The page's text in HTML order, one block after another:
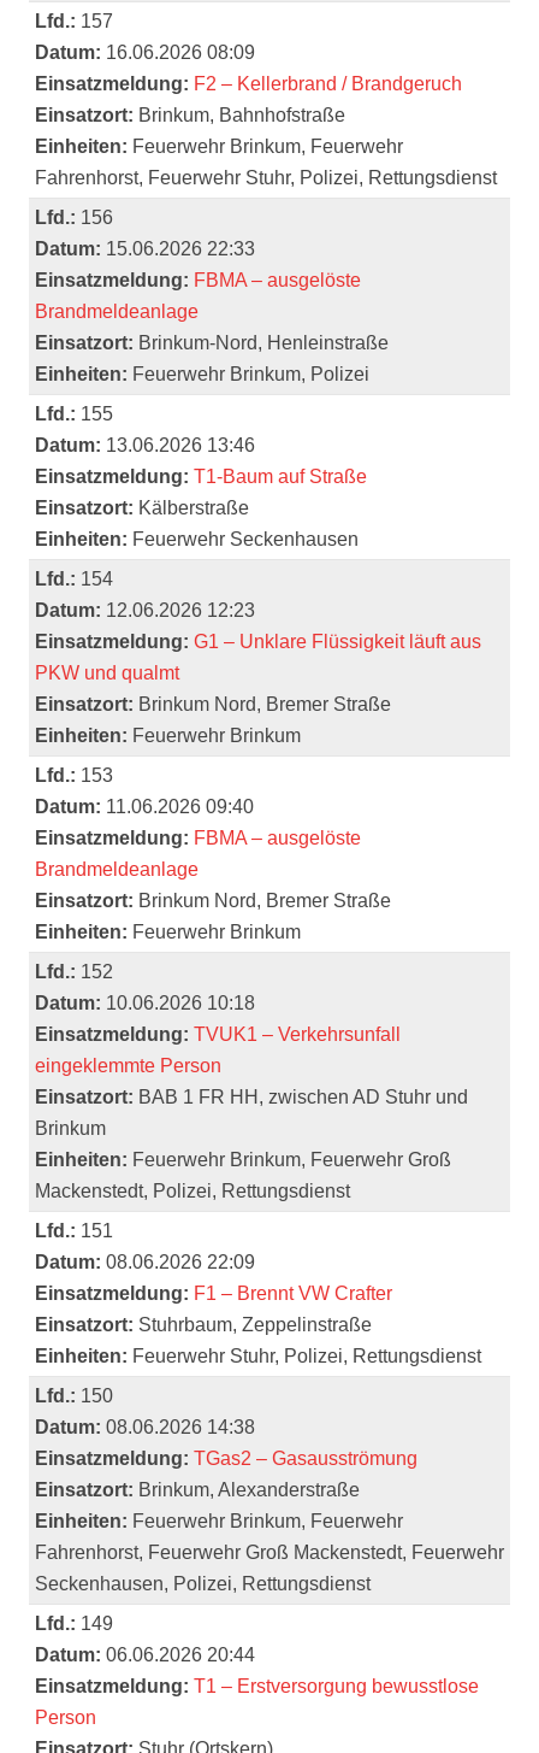
Lfd.: 157
Datum: 16.06.2026 08:09
Einsatzmeldung: F2 – Kellerbrand / Brandgeruch
Einsatzort: Brinkum, Bahnhofstraße
Einheiten: Feuerwehr Brinkum, Feuerwehr
Fahrenhorst, Feuerwehr Stuhr, Polizei, Rettungsdienst
Lfd.: 156
Datum: 15.06.2026 22:33
Einsatzmeldung: FBMA – ausgelöste
Brandmeldeanlage
Einsatzort: Brinkum-Nord, Henleinstraße
Einheiten: Feuerwehr Brinkum, Polizei
Lfd.: 155
Datum: 13.06.2026 13:46
Einsatzmeldung: T1-Baum auf Straße
Einsatzort: Kälberstraße
Einheiten: Feuerwehr Seckenhausen
Lfd.: 154
Datum: 12.06.2026 12:23
Einsatzmeldung: G1 – Unklare Flüssigkeit läuft aus
PKW und qualmt
Einsatzort: Brinkum Nord, Bremer Straße
Einheiten: Feuerwehr Brinkum
Lfd.: 153
Datum: 11.06.2026 09:40
Einsatzmeldung: FBMA – ausgelöste
Brandmeldeanlage
Einsatzort: Brinkum Nord, Bremer Straße
Einheiten: Feuerwehr Brinkum
Lfd.: 152
Datum: 10.06.2026 10:18
Einsatzmeldung: TVUK1 – Verkehrsunfall
eingeklemmte Person
Einsatzort: BAB 1 FR HH, zwischen AD Stuhr und
Brinkum
Einheiten: Feuerwehr Brinkum, Feuerwehr Groß
Mackenstedt, Polizei, Rettungsdienst
Lfd.: 151
Datum: 08.06.2026 22:09
Einsatzmeldung: F1 – Brennt VW Crafter
Einsatzort: Stuhrbaum, Zeppelinstraße
Einheiten: Feuerwehr Stuhr, Polizei, Rettungsdienst
Lfd.: 150
Datum: 08.06.2026 14:38
Einsatzmeldung: TGas2 – Gasausströmung
Einsatzort: Brinkum, Alexanderstraße
Einheiten: Feuerwehr Brinkum, Feuerwehr
Fahrenhorst, Feuerwehr Groß Mackenstedt, Feuerwehr
Seckenhausen, Polizei, Rettungsdienst
Lfd.: 149
Datum: 06.06.2026 20:44
Einsatzmeldung: T1 – Erstversorgung bewusstlose
Person